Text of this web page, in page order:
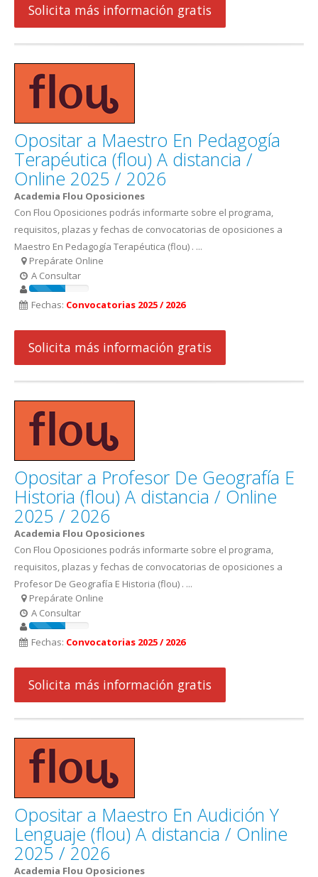
Solicita más información gratis
Opositar a Maestro En Pedagogía
Terapéutica (flou) A distancia /
Online 2025 / 2026
Academia Flou Oposiciones
Con Flou Oposiciones podrás informarte sobre el programa,
requisitos, plazas y fechas de convocatorias de oposiciones a
Maestro En Pedagogía Terapéutica (flou) . ...
Prepárate Online
A Consultar
Fechas: Convocatorias 2025 / 2026
Solicita más información gratis
Opositar a Profesor De Geografía E
Historia (flou) A distancia / Online
2025 / 2026
Academia Flou Oposiciones
Con Flou Oposiciones podrás informarte sobre el programa,
requisitos, plazas y fechas de convocatorias de oposiciones a
Profesor De Geografía E Historia (flou) . ...
Prepárate Online
A Consultar
Fechas: Convocatorias 2025 / 2026
Solicita más información gratis
Opositar a Maestro En Audición Y
Lenguaje (flou) A distancia / Online
2025 / 2026
Academia Flou Oposiciones